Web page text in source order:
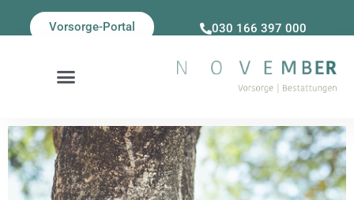
Vorsorge-Portal 030 166 397 000